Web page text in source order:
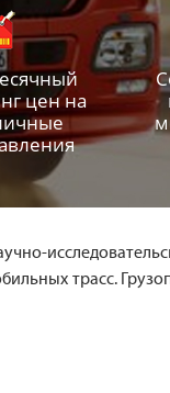
цен на
трасс.